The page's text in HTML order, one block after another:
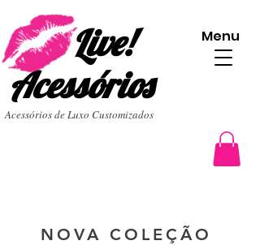
Live!
Acessórios
Acessórios de Luxo Customizados
NOVA COLEÇÃO
Menu